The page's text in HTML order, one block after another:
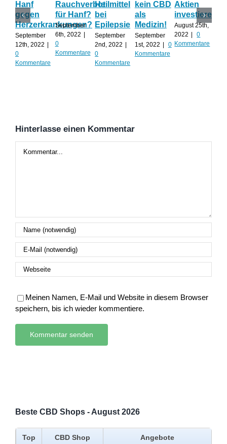
Hanf
gegen
Herzerkrankungen?
September
12th, 2022
0
Kommentare
Rauchverbot
für Hanf?
September
6th, 2022
0
Kommentare
Heilmittel
bei
Epilepsie
September
2nd, 2022
0
Kommentare
kein CBD
als
Medizin!
September
1st, 2022
0
Kommentare
Aktien
investieren?
August 25th,
2022
0
Kommentare
Hinterlasse einen Kommentar
Meinen Namen, E-Mail und Website in diesem Browser
speichern, bis ich wieder kommentiere.
Beste CBD Shops - August 2026
Top CBD Shop Angebote